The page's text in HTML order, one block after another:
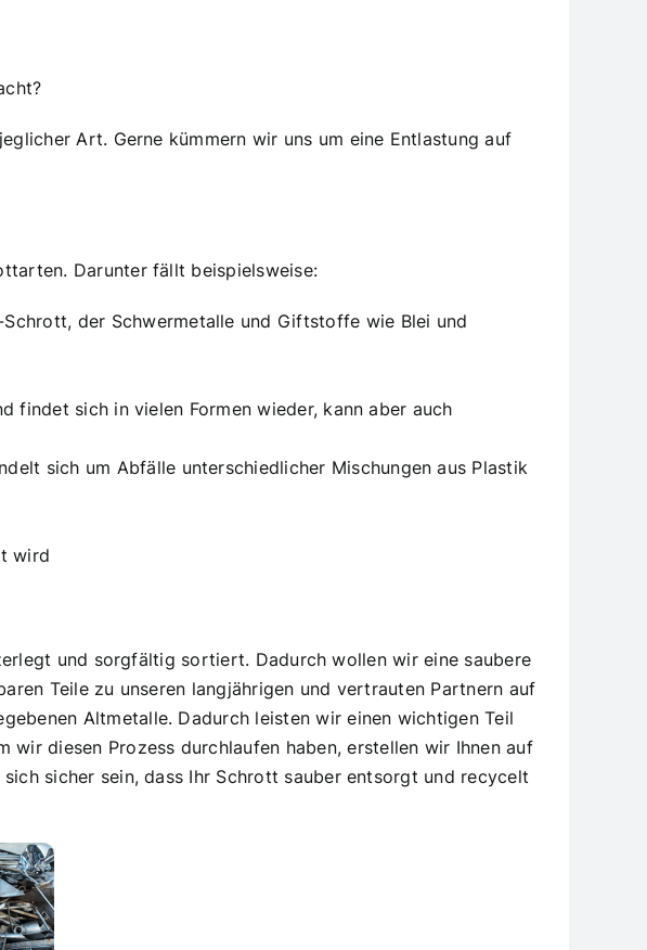
Art. Gerne kümmern wir uns um eine Entlastung auf
Darunter fällt beispielsweise:
der Schwermetalle und Giftstoffe wie Blei und
findet sich in vielen Formen wieder, kann aber auch
sich um Abfälle unterschiedlicher Mischungen aus Plastik
wird
und sorgfältig sortiert. Dadurch wollen wir eine saubere
Teile zu unseren langjährigen und vertrauten Partnern auf
Altmetalle. Dadurch leisten wir einen wichtigen Teil
diesen Prozess durchlaufen haben, erstellen wir Ihnen auf
sicher sein, dass Ihr Schrott sauber entsorgt und recycelt